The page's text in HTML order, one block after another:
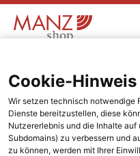
Cookie-Hinweis
Wir setzen technisch notwendige
Dienste bereitzustellen, diese
Nutzererlebnis und die Inhalte
Subdomains) zu verbessern und
zu können, werden mit Ihrer